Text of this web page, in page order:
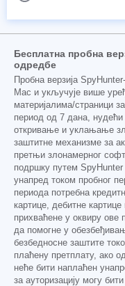
Бесплатна пробна
одредбе
Пробна верзија
Mac и укључује више
материјалима/страници
период од 7 дана,
откривање и уклањање
заштитне механизме за
претњи злонамерног
подршку путем
унапред током пробног
периода потребна
картице, дебитне
прихваћене у оквиру ове
да помогне у
безбедносне заштите
плаћену претплату, ако
неће бити наплаћен
за ауторизацију могу